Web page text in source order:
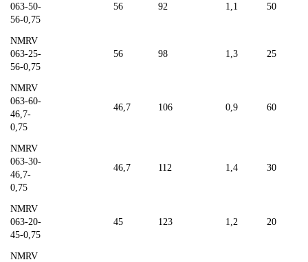
063-50-
56-0,75
56 92 1,1 50
NMRV
063-25-
56-0,75
56 98 1,3 25
NMRV
063-60-
46,7-
0,75
46,7 106 0,9 60
NMRV
063-30-
46,7-
0,75
46,7 112 1,4 30
NMRV
063-20-
45-0,75
45 123 1,2 20
NMRV